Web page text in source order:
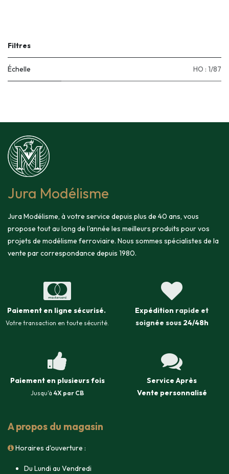
Filtres
Échelle HO : 1/87
Jura Modélisme
Jura Modélisme, à votre service depuis plus de 40 ans, vous
propose tout au long de l'année les meilleurs produits pour vos
projets de modélisme ferroviaire. Nous sommes spécialistes de la
vente par correspondance depuis 1980.
Paiement en ligne sécurisé.
Votre transaction en toute sécurité.
Expédition rapide et
soignée sous 24/48h
Paiement en plusieurs fois
Jusqu'à 4X par CB
Service Après
Vente personnalisé
A propos du magasin
Horaires d'ouverture :
Du Lundi au Vendredi